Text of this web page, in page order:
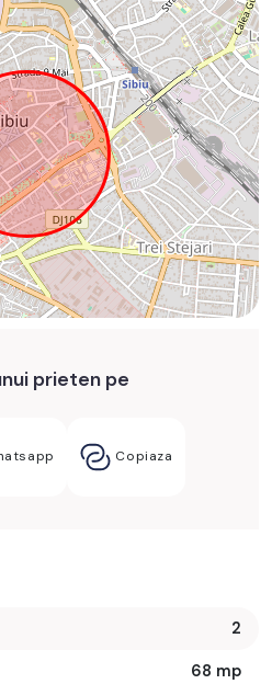
prieten pe
Copiaza
2
68 mp